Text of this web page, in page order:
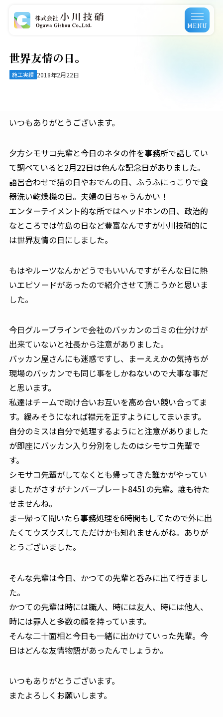
MENU
世界友情の日。
施工実績 2018年2月22日
いつもありがとうございます。
夕方シモサコ先輩と今日のネタの件を事務所で話してい
て調べていると2月22日は色んな記念日がありました。
語呂合わせで猫の日やおでんの日、ふうふにっこりで食
器洗い乾燥機の日。夫婦の日ちゃうんかい！
エンターテイメント的な所ではヘッドホンの日、政治的
なところでは竹島の日など豊富なんですが小川技硝的に
は世界友情の日にしました。
もはやルーツなんかどうでもいいんですがそんな日に熱
いエピソードがあったので紹介させて頂こうかと思いま
した。
今日グループラインで会社のバッカンのゴミの仕分けが
出来ていないと社長から注意がありました。
バッカン屋さんにも迷惑ですし、まーええかの気持ちが
現場のバッカンでも同じ事をしかねないので大事な事だ
と思います。
私達はチームで助け合いお互いを高め合い競い合ってま
す。緩みそうになれば襟元を正すようにしてまいます。
自分のミスは自分で処理するようにと注意がありました
が即座にバッカン入り分別をしたのはシモサコ先輩で
す。
シモサコ先輩がしてなくとも帰ってきた誰かがやってい
ましたがさすがナンバープレート8451の先輩。誰も待た
せませんね。
まー帰って聞いたら事務処理を6時間もしてたので外に出
たくてウズウズしてただけかも知れませんがね。ありが
とうございました。
そんな先輩は今日、かつての先輩と呑みに出て行きまし
た。
かつての先輩は時には職人、時には友人、時には他人、
時には罪人と多数の顔を持っています。
そんな二十面相と今日も一緒に出かけていった先輩。今
日はどんな友情物語があったんでしょうか。
いつもありがとうございます。
またよろしくお願いします。